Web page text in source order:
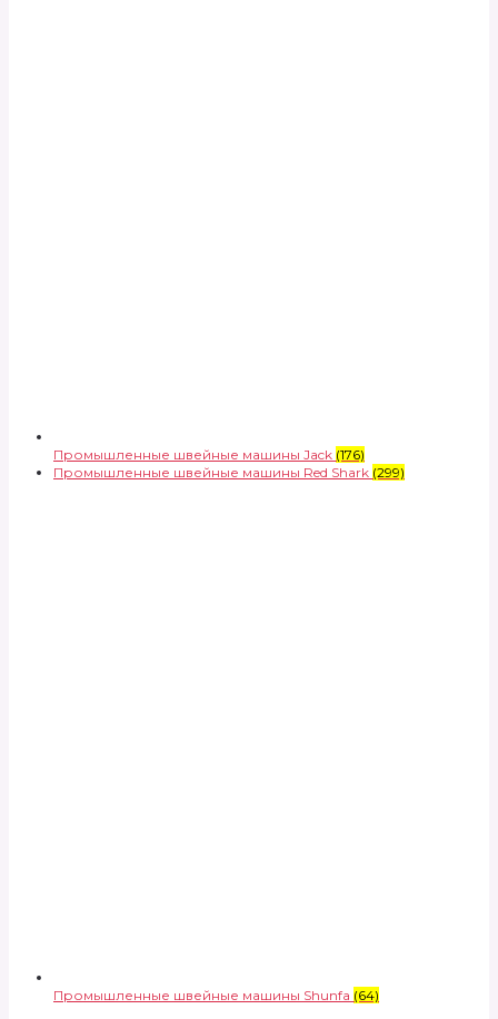
Промышленные швейные машины Jack (176)
Промышленные швейные машины Red Shark (299)
Промышленные швейные машины Shunfa (64)